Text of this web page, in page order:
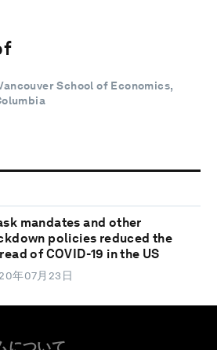
School of Economics,
mandates and other
policies reduced the
of COVID-19 in the US
年07月23日